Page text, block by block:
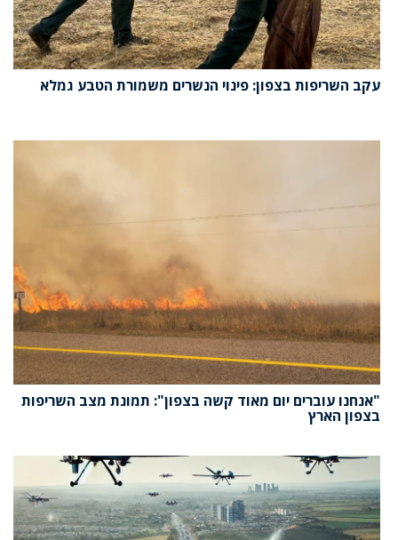
עקב השריפות בצפון: פינוי הנשרים משמורת הטבע גמלא
"אנחנו עוברים יום מאוד קשה בצפון": תמונת מצב השריפות
בצפון הארץ